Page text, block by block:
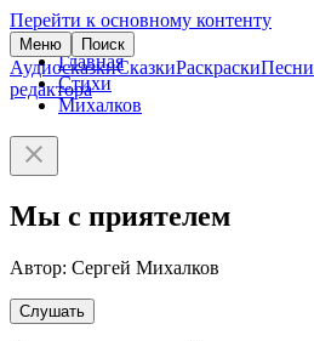
Перейти к основному контенту
Меню Поиск
АудиосказкиСказкиРаскраскиПесни
редактора
Главная
Стихи
Михалков
Мы с приятелем
Автор: Сергей Михалков
Слушать